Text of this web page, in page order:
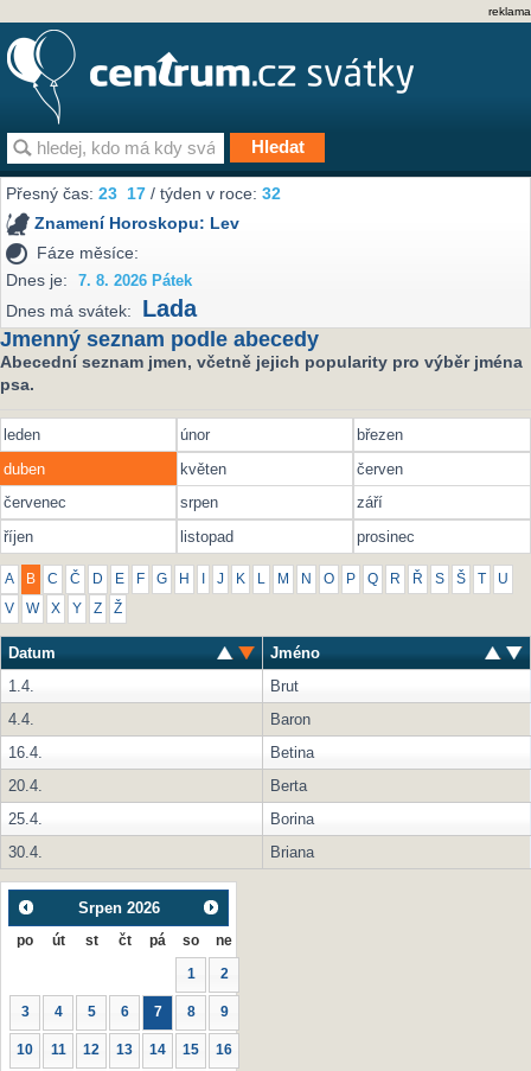
reklama
Přesný čas:23 17 / týden v roce:32
Znamení Horoskopu: Lev
Fáze měsíce:
Dnes je:
7. 8. 2026 Pátek
Dnes má svátek: Lada
Jmenný seznam podle abecedy
Abecední seznam jmen, včetně jejich popularity pro výběr jména
psa.
leden únor
březen
duben
květen
červen
červenec
srpen
září
říjen
listopad prosinec
A B C Č D E F G H J K L M N O P Q R Ř S Š U
V W X Y Z Ž
Datum
Jméno
1.4.
Brut
4.4.
Baron
16.4.
Betina
20.4.
Berta
25.4.
Borina
30.4.
Briana
Srpen 2026
po út st čt pá so ne
1 2
3 4 5 6 7 8 9
10 11 12 13 14 15 16